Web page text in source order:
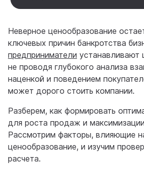
Неверное ценообразование
ключевых причин банкротства
предприниматели устанавливают
не проводя глубокого анализа
наценкой и поведением
может дорого стоить компании.
Разберем, как формировать
для роста продаж и
Рассмотрим факторы, влияющие
ценообразование, и изучим
расчета.